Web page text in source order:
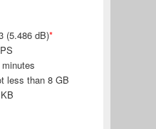
(5.486 dB)*
less than 8 GB